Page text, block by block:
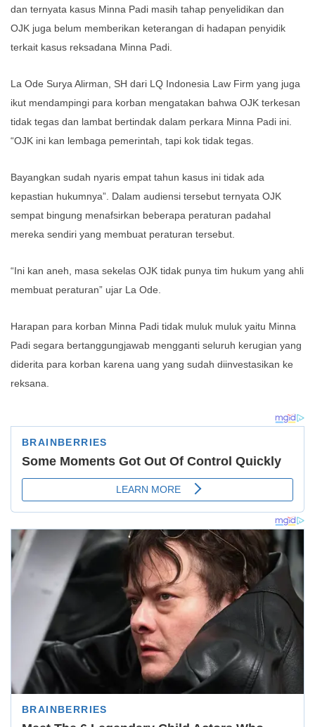
dan ternyata kasus Minna Padi masih tahap penyelidikan dan
OJK juga belum memberikan keterangan di hadapan penyidik
terkait kasus reksadana Minna Padi.
La Ode Surya Alirman, SH dari LQ Indonesia Law Firm yang juga
ikut mendampingi para korban mengatakan bahwa OJK terkesan
tidak tegas dan lambat bertindak dalam perkara Minna Padi ini.
“OJK ini kan lembaga pemerintah, tapi kok tidak tegas.
Bayangkan sudah nyaris empat tahun kasus ini tidak ada
kepastian hukumnya”. Dalam audiensi tersebut ternyata OJK
sempat bingung menafsirkan beberapa peraturan padahal
mereka sendiri yang membuat peraturan tersebut.
“Ini kan aneh, masa sekelas OJK tidak punya tim hukum yang ahli
membuat peraturan” ujar La Ode.
Harapan para korban Minna Padi tidak muluk muluk yaitu Minna
Padi segara bertanggungjawab mengganti seluruh kerugian yang
diderita para korban karena uang yang sudah diinvestasikan ke
reksana.